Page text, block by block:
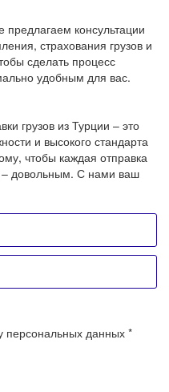
консультации
страхования грузов и
сделать процесс
удобным для вас.
грузов из Турции – это
и высокого стандарта
чтобы каждая отправка
довольным. С нами ваш
персональных данных *